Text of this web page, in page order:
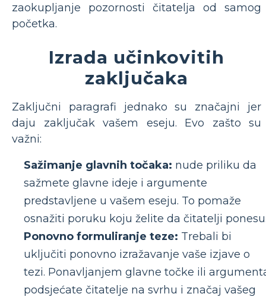
zaokupljanje pozornosti čitatelja od samog
početka.
Izrada učinkovitih
zaključaka
Zaključni paragrafi jednako su značajni jer
daju zaključak vašem eseju. Evo zašto su
važni:
Sažimanje glavnih točaka: nude priliku da
sažmete glavne ideje i argumente
predstavljene u vašem eseju. To pomaže
osnažiti poruku koju želite da čitatelji
Ponovno formuliranje teze: Trebali bi
uključiti ponovno izražavanje vaše izjave o
tezi. Ponavljanjem glavne točke ili
podsjećate čitatelje na svrhu i značaj vašeg